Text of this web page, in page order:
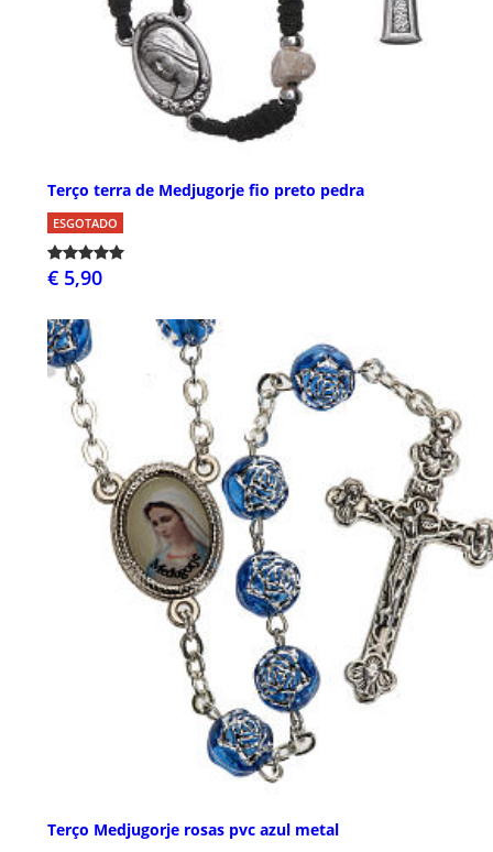
Terço terra de Medjugorje fio preto pedra
ESGOTADO
€ 5,90
Terço Medjugorje rosas pvc azul metal